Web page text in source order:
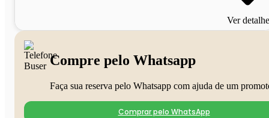
Ver
Compre pelo Whatsapp
Faça sua reserva pelo Whatsapp com ajuda de um
Comprar pelo WhatsApp